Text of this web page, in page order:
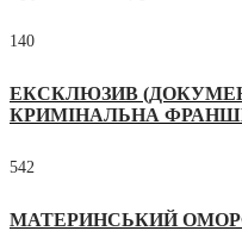
140
ЕКСКЛЮЗИВ
КРИМІНАЛЬНА
542
МАТЕРИНСЬКИЙ